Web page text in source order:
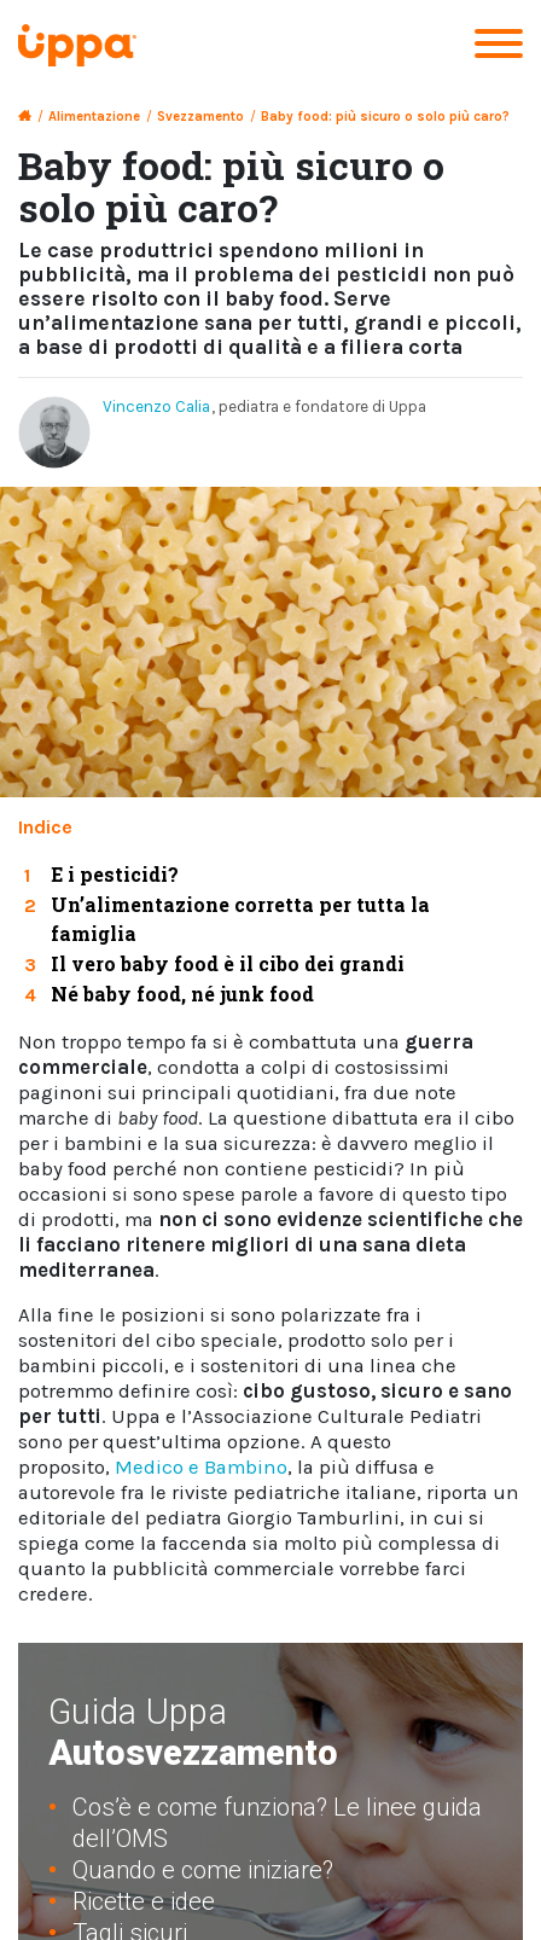
/ Alimentazione / Svezzamento / Baby food: più sicuro o solo più caro?
Baby food: più sicuro o
solo più caro?
Le case produttrici spendono milioni in
pubblicità, ma il problema dei pesticidi non può
essere risolto con il baby food. Serve
un’alimentazione sana per tutti, grandi e piccoli,
a base di prodotti di qualità e a filiera corta
Vincenzo Calia , pediatra e fondatore di Uppa
Indice
1 E i pesticidi?
2
Un’alimentazione corretta per tutta la
famiglia
3 Il vero baby food è il cibo dei grandi
4 Né baby food, né junk food
Non troppo tempo fa si è combattuta una guerra
commerciale, condotta a colpi di costosissimi
paginoni sui principali quotidiani, fra due note
marche di baby food. La questione dibattuta era il cibo
per i bambini e la sua sicurezza: è davvero meglio il
baby food perché non contiene pesticidi? In più
occasioni si sono spese parole a favore di questo tipo
di prodotti, ma non ci sono evidenze scientifiche che
li facciano ritenere migliori di una sana dieta
mediterranea.
Alla fine le posizioni si sono polarizzate fra i
sostenitori del cibo speciale, prodotto solo per i
bambini piccoli, e i sostenitori di una linea che
potremmo definire così: cibo gustoso, sicuro e sano
per tutti. Uppa e l’Associazione Culturale Pediatri
sono per quest’ultima opzione. A questo
proposito, Medico e Bambino, la più diffusa e
autorevole fra le riviste pediatriche italiane, riporta un
editoriale del pediatra Giorgio Tamburlini, in cui si
spiega come la faccenda sia molto più complessa di
quanto la pubblicità commerciale vorrebbe farci
credere.
Guida Uppa
Autosvezzamento
Cos’è e come funziona? Le linee guida
dell’OMS
Quando e come iniziare?
Ricette e idee
Tagli sicuri